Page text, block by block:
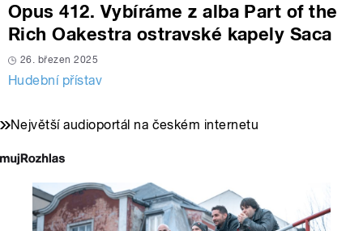
Opus 412. Vybíráme z alba Part of the
Rich Oakestra ostravské kapely Saca
26. březen 2025
Hudební přístav
Největší audioportál na českém internetu